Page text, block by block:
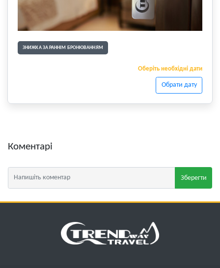
ЗНИЖКА ЗА РАННІМ БРОНЮВАННЯМ
Оберіть необхідні дати
Обрати дату
Коментарі
Зберегти